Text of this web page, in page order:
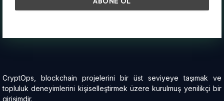
CryptOps, blockchain projelerini bir üst seviyeye taşımak ve
topluluk deneyimlerini kişiselleştirmek üzere kurulmuş yenilikçi bir
girişimdir.